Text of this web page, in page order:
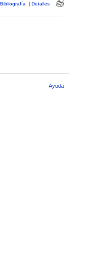
Bibliografía | Detalles
Ayuda